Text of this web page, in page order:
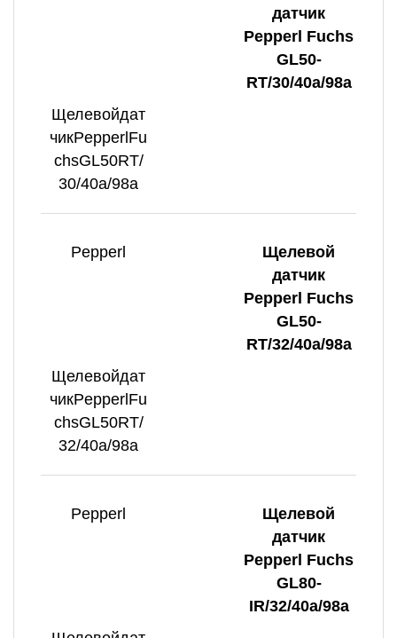
датчик
Pepperl Fuchs
GL50-
RT/30/40a/98a
Щелевойдат
чикPepperlFu
chsGL50RT/
30/40a/98a
Pepperl
Щелевой
датчик
Pepperl Fuchs
GL50-
RT/32/40a/98a
Щелевойдат
чикPepperlFu
chsGL50RT/
32/40a/98a
Pepperl
Щелевой
датчик
Pepperl Fuchs
GL80-
IR/32/40a/98a